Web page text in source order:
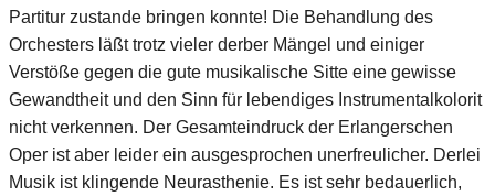
Partitur zustande bringen konnte! Die Behandlung des
Orchesters läßt trotz vieler derber Mängel und einiger
Verstöße gegen die gute musikalische Sitte eine gewisse
Gewandtheit und den Sinn für lebendiges Instrumentalkolorit
nicht verkennen. Der Gesamteindruck der Erlangerschen
Oper ist aber leider ein ausgesprochen unerfreulicher. Derlei
Musik ist klingende Neurasthenie. Es ist sehr bedauerlich,